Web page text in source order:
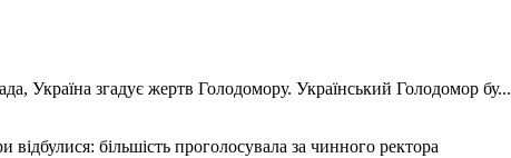
Україна згадує жертв Голодомору. Український Голодомор бу...
відбулися: більшість проголосувала за чинного ректора